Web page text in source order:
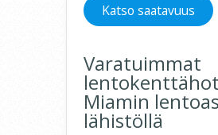
Katso saatavuus
Varatuimmat
Miamin
lähistöllä